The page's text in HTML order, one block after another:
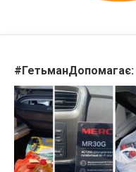
#ГетьманДопомагає: